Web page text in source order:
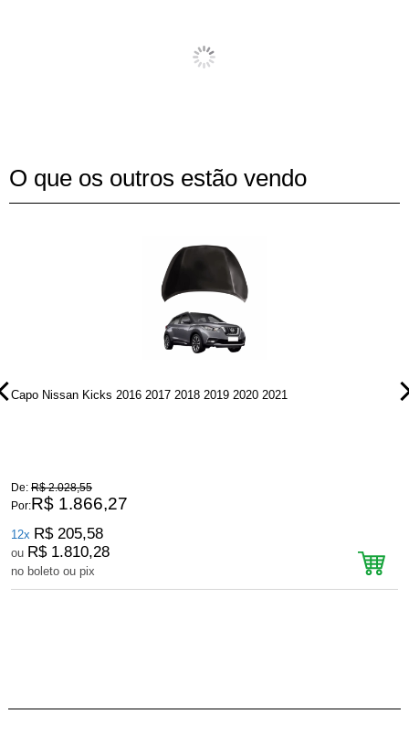
O que os outros estão vendo
Capo Nissan Kicks 2016 2017 2018 2019 2020 2021
De: R$ 2.028,55
Por:R$ 1.866,27
12x R$ 205,58
ou R$ 1.810,28
no boleto ou pix